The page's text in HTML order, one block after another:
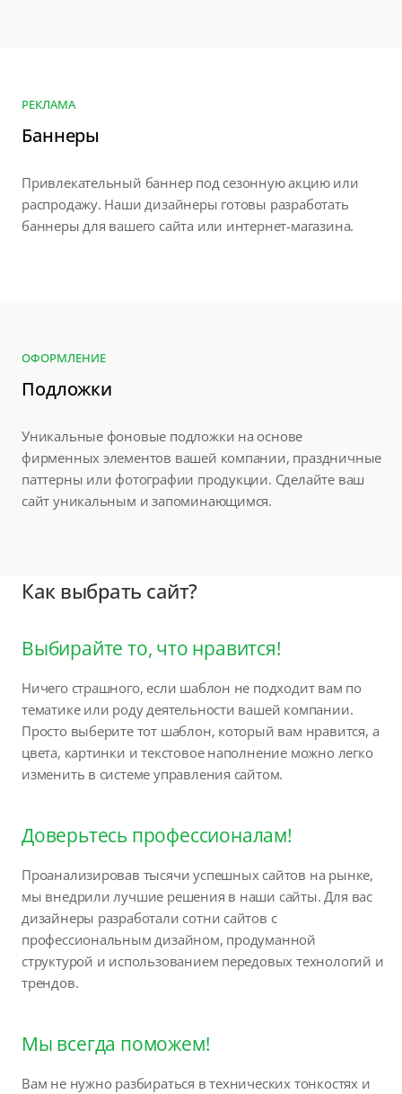
РЕКЛАМА
Баннеры
Привлекательный баннер под сезонную акцию или
распродажу. Наши дизайнеры готовы разработать
баннеры для вашего сайта или интернет-магазина.
ОФОРМЛЕНИЕ
Подложки
Уникальные фоновые подложки на основе
фирменных элементов вашей компании, праздничные
паттерны или фотографии продукции. Сделайте ваш
сайт уникальным и запоминающимся.
Как выбрать сайт?
Выбирайте то, что нравится!
Ничего страшного, если шаблон не подходит вам по
тематике или роду деятельности вашей компании.
Просто выберите тот шаблон, который вам нравится, а
цвета, картинки и текстовое наполнение можно легко
изменить в системе управления сайтом.
Доверьтесь профессионалам!
Проанализировав тысячи успешных сайтов на рынке,
мы внедрили лучшие решения в наши сайты. Для вас
дизайнеры разработали сотни сайтов с
профессиональным дизайном, продуманной
структурой и использованием передовых технологий и
трендов.
Мы всегда поможем!
Вам не нужно разбираться в технических тонкостях и